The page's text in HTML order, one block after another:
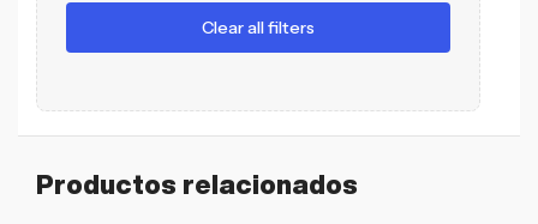
Clear all filters
Productos relacionados